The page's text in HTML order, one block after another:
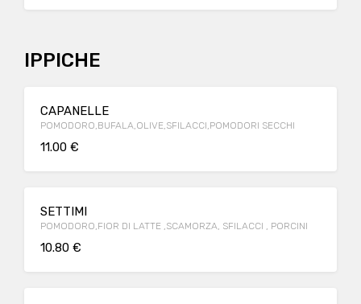
IPPICHE
CAPANELLE
POMODORO,BUFALA,OLIVE,SFILACCI,POMODORI SECCHI
11.00 €
SETTIMI
POMODORO,FIOR DI LATTE ,SCAMORZA, SFILACCI , PORCINI
10.80 €